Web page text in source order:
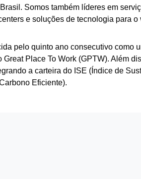
Somos também líderes em
e soluções de tecnologia para o
pelo quinto ano consecutivo como
Place To Work (GPTW). Além
a carteira do ISE (Índice de
Eficiente).